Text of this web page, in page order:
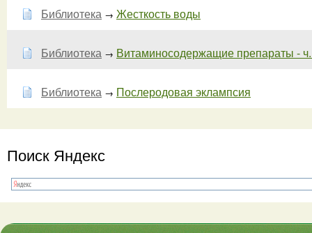
Библиотека → Жесткость воды
Библиотека → Витаминосодержащие препараты -
Библиотека → Послеродовая эклампсия
Поиск Яндекс